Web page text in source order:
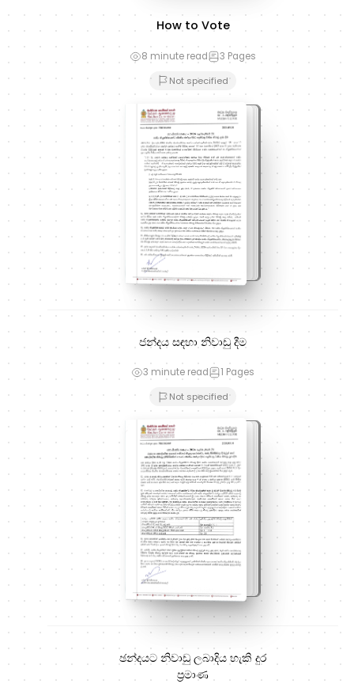
How to Vote
8 minute read 3 Pages
Not specified
ජන්දය සඳහා නිවාඩු දීම
3 minute read 1 Pages
Not specified
ඡන්දයට නිවාඩු ලබාදිය හැකි දුර
ප්‍රමාණ